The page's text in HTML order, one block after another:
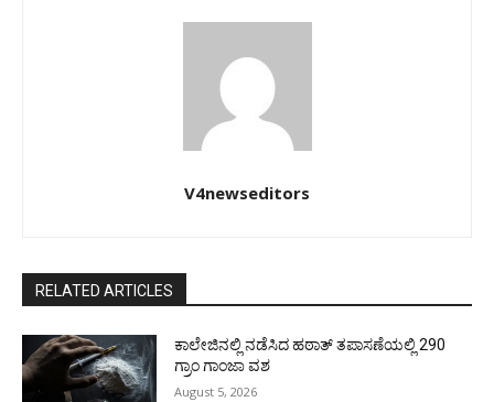
V4newseditors
RELATED ARTICLES
ಕಾಲೇಜಿನಲ್ಲಿ ನಡೆಸಿದ ಹಠಾತ್ ತಪಾಸಣೆಯಲ್ಲಿ 290
ಗ್ರಾಂ ಗಾಂಜಾ ವಶ
August 5, 2026